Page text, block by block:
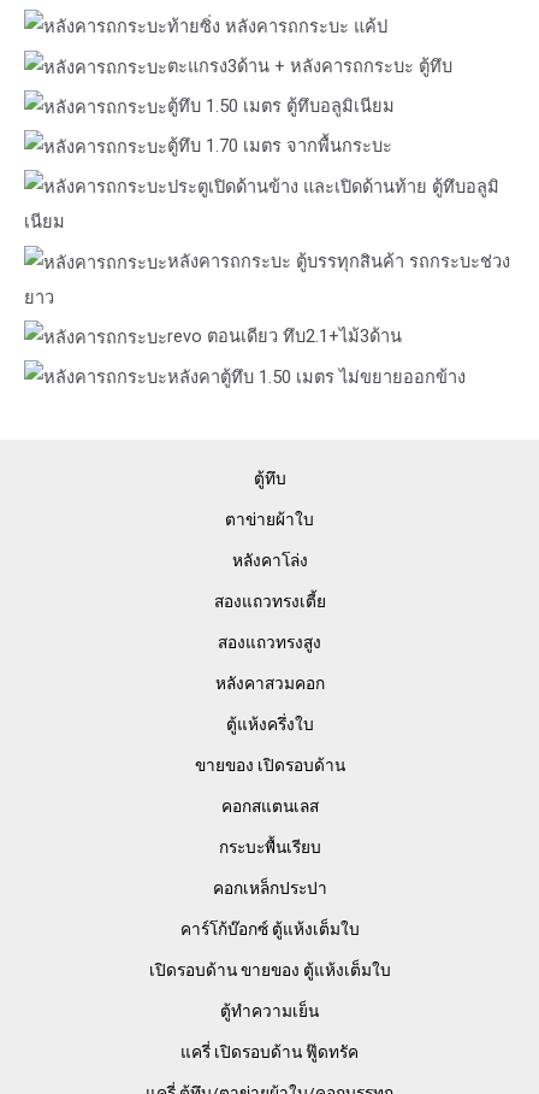
ท้ายซิ่ง หลังคารถกระบะ แค้ป
ตะแกรง3ด้าน + หลังคารถกระบะ ตู้ทึบ
ตู้ทึบ 1.50 เมตร ตู้ทึบอลูมิเนียม
ตู้ทึบ 1.70 เมตร จากพื้นกระบะ
ประตูเปิดด้านข้าง และเปิดด้านท้าย ตู้ทึบอลูมิ
เนียม
หลังคารถกระบะ ตู้บรรทุกสินค้า รถกระบะช่วง
ยาว
revo ตอนเดียว ทึบ2.1+ไม้3ด้าน
หลังคาตู้ทึบ 1.50 เมตร ไม่ขยายออกข้าง
ตู้ทึบ
ตาข่ายผ้าใบ
หลังคาโล่ง
สองแถวทรงเตี้ย
สองแถวทรงสูง
หลังคาสวมคอก
ตู้แห้งครึ่งใบ
ขายของ เปิดรอบด้าน
คอกสแตนเลส
กระบะพื้นเรียบ
คอกเหล็กประปา
คาร์โก้บ๊อกซ์ ตู้แห้งเต็มใบ
เปิดรอบด้าน ขายของ ตู้แห้งเต็มใบ
ตู้ทำความเย็น
แครี่ เปิดรอบด้าน ฟู๊ดทรัค